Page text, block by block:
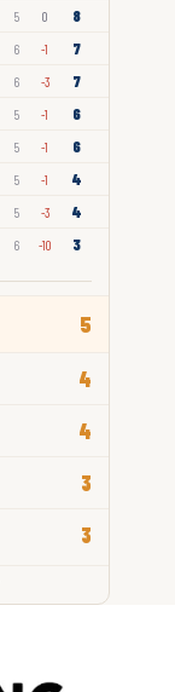
5 0 8
6 -1 7
6 -3 7
5 -1 6
5 -1 6
5 -1 4
5 -3 4
6 -10 3
5
4
4
3
3